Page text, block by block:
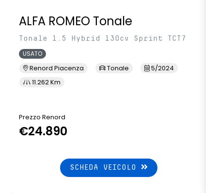
ALFA ROMEO Tonale
Tonale 1.5 Hybrid 130cv Sprint TCT7
USATO
Renord Piacenza Tonale
5/2024
11.262 Km
Prezzo Renord
€24.890
SCHEDA VEICOLO